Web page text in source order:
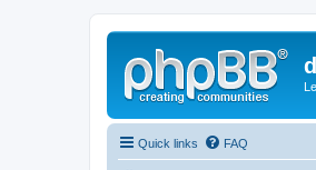
Quick links FAQ